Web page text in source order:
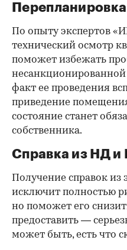
Перепланировка
По опыту экспертов
технический осмотр
поможет избежать
факт ее проведения
приведение
состояние станет
собственника.
Справка из НД
Получение справок из
исключит полностью
но поможет его
предоставить —
может быть, есть что